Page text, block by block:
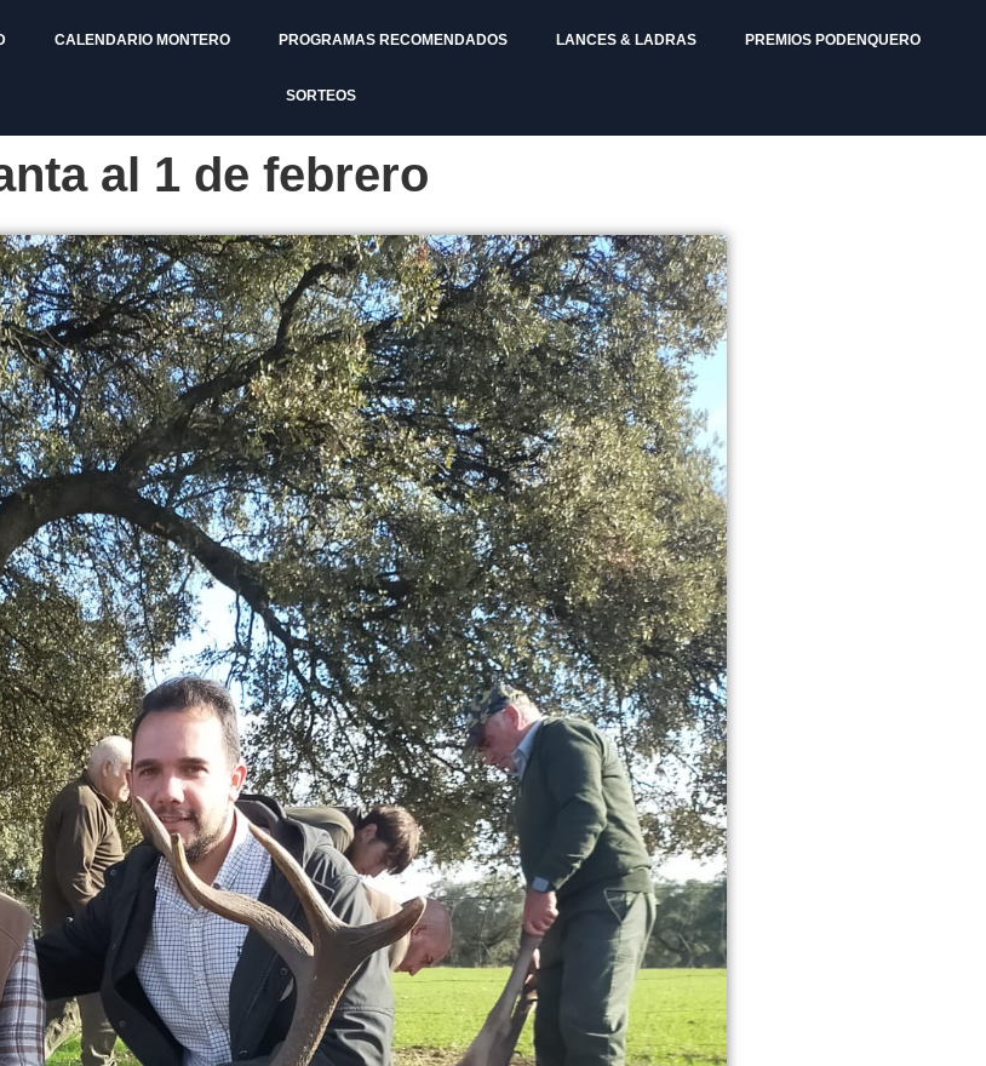
CALENDARIO MONTERO PROGRAMAS RECOMENDADOS LANCES & LADRAS PREMIOS PODENQUERO
SORTEOS
al 1 de febrero